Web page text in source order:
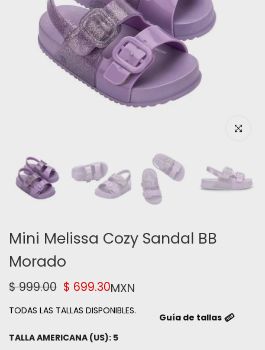
Haz clic
Mini Melissa Cozy Sandal BB
Morado
$ 999.00 $ 699.30MXN
TODAS LAS TALLAS DISPONIBLES.
Guía de tallas
TALLA AMERICANA (US): 5